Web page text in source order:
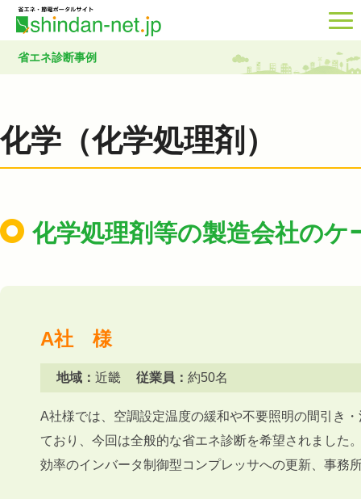
省エネ診断事例
化学（化学処理剤）
化学処理剤等の製造会社のケ
A社 様
地域： 近畿 従業員： 約50名
A社様では、空調設定温度の緩和や不要照明の間引き
ており、今回は全般的な省エネ診断を希望されました
効率のインバータ制御型コンプレッサへの更新、事務